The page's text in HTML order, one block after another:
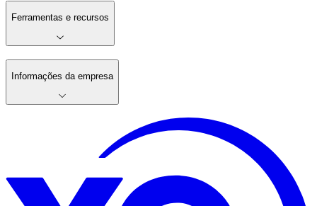
Ferramentas e recursos
Informações da empresa